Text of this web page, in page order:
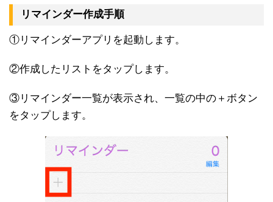
リマインダー作成手順
①リマインダーアプリを起動します。
②作成したリストをタップします。
③リマインダー一覧が表示され、一覧の中の＋ボタン
をタップします。